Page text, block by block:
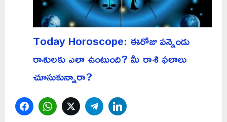
Today Horoscope: ఈరోజు పన్నెండు
రాశులకు ఎలా ఉంటుంది? మీ రాశి ఫలాలు
చూసుకున్నారా?
FacebookWhatsAppTwitterTelegram